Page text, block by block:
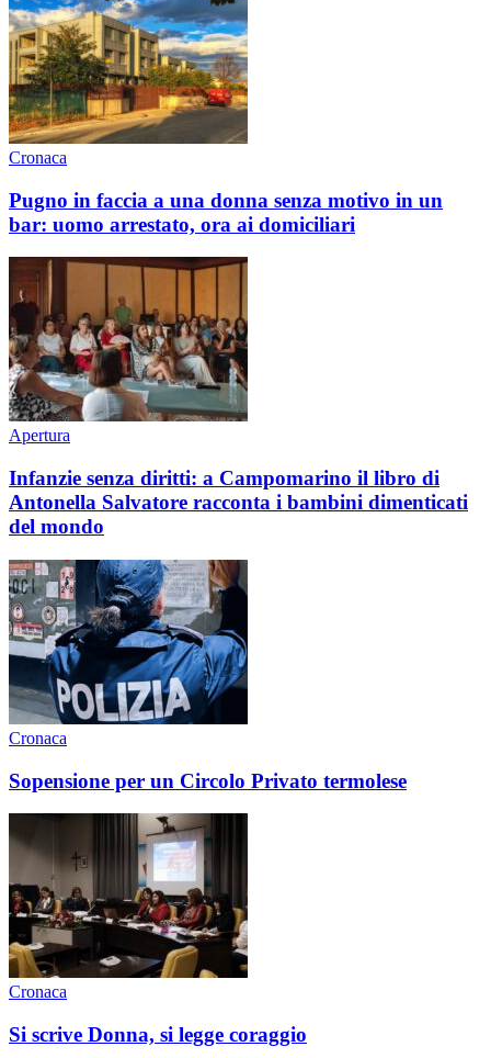
Cronaca
Pugno in faccia a una donna senza motivo in un
bar: uomo arrestato, ora ai domiciliari
Apertura
Infanzie senza diritti: a Campomarino il libro di
Antonella Salvatore racconta i bambini dimenticati
del mondo
Cronaca
Sopensione per un Circolo Privato termolese
Cronaca
Si scrive Donna, si legge coraggio